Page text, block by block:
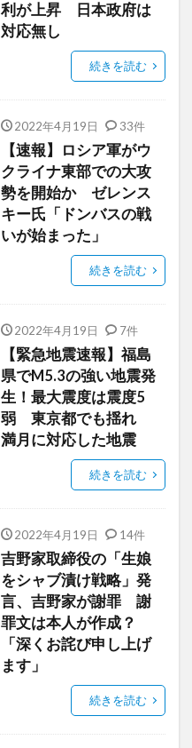
利が上昇 日本政府は
対応無し
続きを読む
2022年4月19日 33件
【速報】ロシア軍がウ
クライナ東部での大攻
勢を開始か ゼレンス
キー氏「ドンバスの戦
いが始まった」
続きを読む
2022年4月19日 7件
【緊急地震速報】福島
県でM5.3の強い地震発
生！最大震度は震度5
弱 東京都でも揺れ
満月に対応した地震
続きを読む
2022年4月19日 14件
吉野家取締役の「生娘
をシャブ漬け戦略」発
言、吉野家が謝罪 謝
罪文は本人が作成？
「深くお詫び申し上げ
ます」
続きを読む